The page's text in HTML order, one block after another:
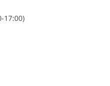
17:00)